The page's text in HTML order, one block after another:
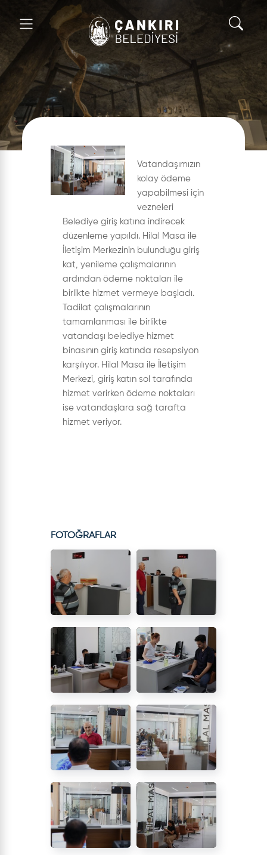
Vatandaşımızın
kolay ödeme
yapabilmesi için
vezneleri
Belediye giriş katına indirecek
düzenleme yapıldı. Hilal Masa ile
İletişim Merkezinin bulunduğu giriş
kat, yenileme çalışmalarının
ardından ödeme noktaları ile
birlikte hizmet vermeye başladı.
Tadilat çalışmalarının
tamamlanması ile birlikte
vatandaşı belediye hizmet
binasının giriş katında resepsiyon
karşılıyor. Hilal Masa ile İletişim
Merkezi, giriş katın sol tarafında
hizmet verirken ödeme noktaları
ise vatandaşlara sağ tarafta
hizmet veriyor.
FOTOĞRAFLAR